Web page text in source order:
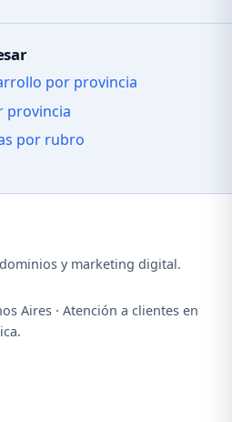
por provincia
provincia
por rubro
y marketing digital.
Aires · Atención a clientes en